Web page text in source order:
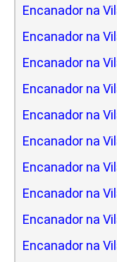
Encanador na
Encanador na
Encanador na
Encanador na
Encanador na
Encanador na
Encanador na
Encanador na
Encanador na
Encanador na